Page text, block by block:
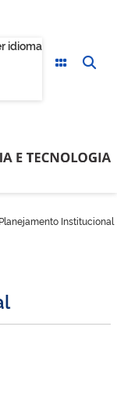
idioma
Planejamento Institucional